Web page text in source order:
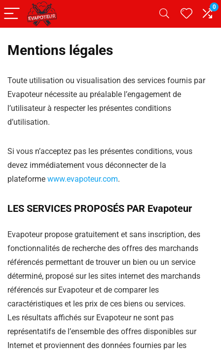
0
Mentions légales
Toute utilisation ou visualisation des services fournis par
Evapoteur nécessite au préalable l’engagement de
l’utilisateur à respecter les présentes conditions
d’utilisation.
Si vous n’acceptez pas les présentes conditions, vous
devez immédiatement vous déconnecter de la
plateforme www.evapoteur.com.
LES SERVICES PROPOSÉS PAR Evapoteur
Evapoteur propose gratuitement et sans inscription, des
fonctionnalités de recherche des offres des marchands
référencés permettant de trouver un bien ou un service
déterminé, proposé sur les sites internet des marchands
référencés sur Evapoteur et de comparer les
caractéristiques et les prix de ces biens ou services.
Les résultats affichés sur Evapoteur ne sont pas
représentatifs de l’ensemble des offres disponibles sur
Internet et proviennent des données fournies par les